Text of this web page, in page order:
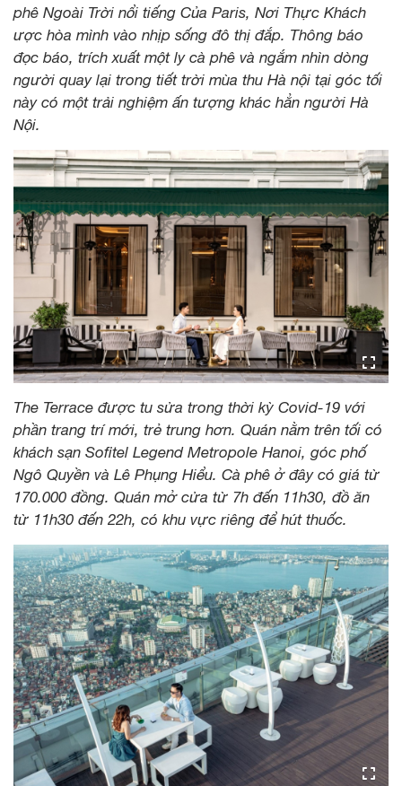
phê Ngoài Trời nổi tiếng Của Paris, Nơi Thực Khách
ược hòa mình vào nhịp sống đô thị đắp. Thông báo
đọc báo, trích xuất một ly cà phê và ngắm nhìn dòng
người quay lại trong tiết trời mùa thu Hà nội tại góc tối
này có một trải nghiệm ấn tượng khác hẳn người Hà
Nội.
The Terrace được tu sửa trong thời kỳ Covid-19 với
phần trang trí mới, trẻ trung hơn. Quán nằm trên tối có
khách sạn Sofitel Legend Metropole Hanoi, góc phố
Ngô Quyền và Lê Phụng Hiểu. Cà phê ở đây có giá từ
170.000 đồng. Quán mở cửa từ 7h đến 11h30, đồ ăn
từ 11h30 đến 22h, có khu vực riêng để hút thuốc.